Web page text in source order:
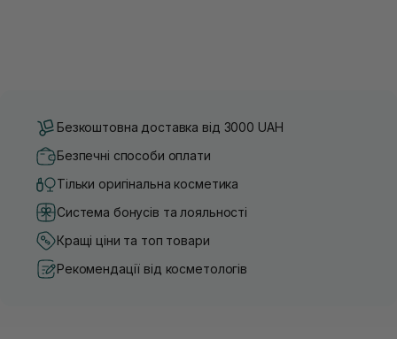
Безкоштовна доставка від 3000 UAH
Безпечні способи оплати
Тільки оригінальна косметика
Система бонусів та лояльності
Кращі ціни та топ товари
Рекомендації від косметологів